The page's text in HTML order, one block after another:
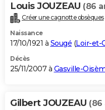
Louis JOUZEAU (86
Créer une cagnotte obsèques
Naissance
17/10/1921 à Sougé (Loir-et-
Décès
25/11/2007 à Gasville-
Gilbert JOUZEAU (86